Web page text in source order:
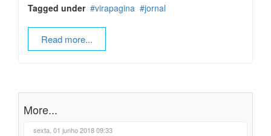
Tagged under
virapagina jornal
Read more...
More...
sexta, 01 junho 2018 09:33